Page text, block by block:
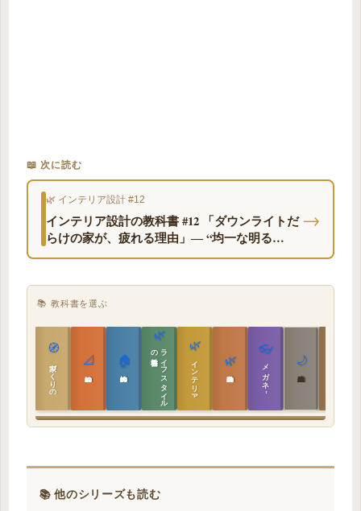
📖 次に読む
🌿 インテリア設計 #12
インテリア設計の教科書 #12 「ダウンライトだ
らけの家が、疲れる理由」― “均一な明る
さ”は、本当に快適？
→
📚 教科書を選ぶ
🧭
家づくりの教科書 📐
実施設計の教科書
🏠
性能設計の教科書
🌿
ラ
イ
フ
ス
タ
イ
ル
の
教科書 🌿
インテリア設計 🌿
敷地設計の教科書
👓
メガネ｜転職 🌙
建築思想の教科書
📚 他のシリーズも読む